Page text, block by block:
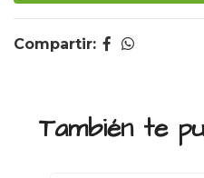
Compartir:
También te